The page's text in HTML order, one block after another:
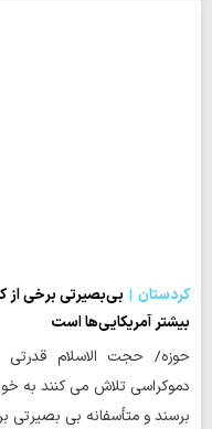
کردستان
بی‌بصیرتی برخی از
بیشتر آمریکایی‌ها است
حوزه/ حجت الاسلام قدرتی
دموکراسی تلاش می کنند به
برسند و متأسفانه بی بصیرتی